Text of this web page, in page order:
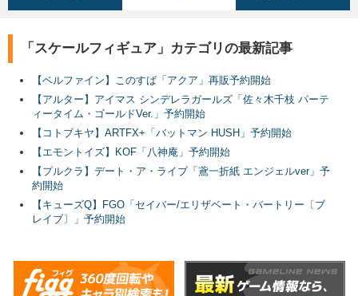
「スケールフィギュア」カテゴリの最新記事
【ベルファイン】このすば「アクア」再販予約開始
【アルター】アイマス シンデレラガールズ「佐々木千枝 パーテ
ィータイム・ゴールドVer.」予約開始
【コトブキヤ】ARTFX+「バットマン HUSH」予約開始
【エモントイズ】KOF「八神庵」予約開始
【プルクラ】デート・ア・ライブ「鳶一折紙 エンジェルver」予
約開始
【キューズQ】FGO「セイバー/エリザベート・バートリー〔ブ
レイブ〕」予約開始